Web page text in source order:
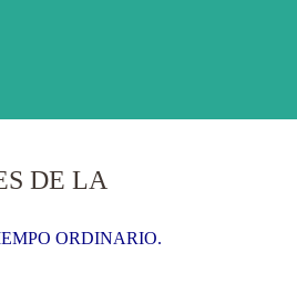
DE LA
ORDINARIO.